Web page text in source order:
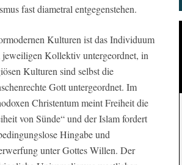
fast diametral entgegenstehen.
Kulturen ist das Individuum
jeweiligen Kollektiv untergeordnet, in
Kulturen sind selbst die
Gott untergeordnet. Im
Christentum meint Freiheit die
von Sünde“ und der Islam fordert
Hingabe und
unter Gottes Willen. Der